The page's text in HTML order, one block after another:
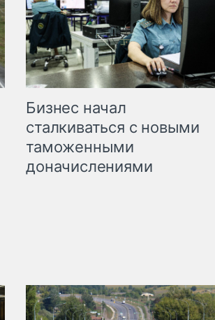
Бизнес начал
сталкиваться с новыми
таможенными
доначислениями